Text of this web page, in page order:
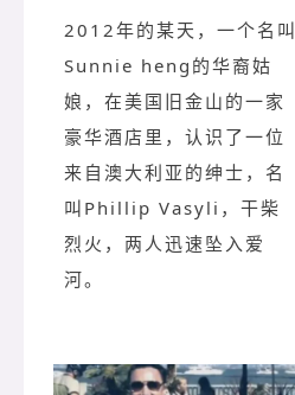
2012年的某天，一个名叫
Sunnie heng的华裔姑
娘，在美国旧金山的一家
豪华酒店里，认识了一位
来自澳大利亚的绅士，名
叫Phillip Vasyli，干柴
烈火，两人迅速坠入爱
河。